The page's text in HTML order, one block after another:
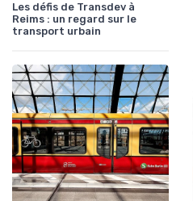
Les défis de Transdev à
Reims : un regard sur le
transport urbain